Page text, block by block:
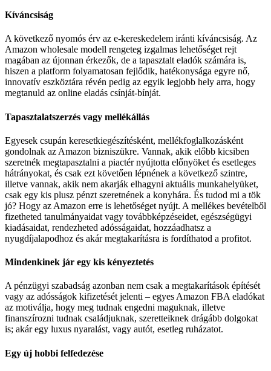
Kíváncsiság
A következő nyomós érv az e-kereskedelem iránti kíváncsiság. Az
Amazon wholesale modell rengeteg izgalmas lehetőséget rejt
magában az újonnan érkezők, de a tapasztalt eladók számára is,
hiszen a platform folyamatosan fejlődik, hatékonysága egyre nő,
innovatív eszköztára révén pedig az egyik legjobb hely arra, hogy
megtanuld az online eladás csínját-bínját.
Tapasztalatszerzés vagy mellékállás
Egyesek csupán keresetkiegészítésként, mellékfoglalkozásként
gondolnak az Amazon bizniszükre. Vannak, akik előbb kicsiben
szeretnék megtapasztalni a piactér nyújtotta előnyöket és esetleges
hátrányokat, és csak ezt követően lépnének a következő szintre,
illetve vannak, akik nem akarják elhagyni aktuális munkahelyüket,
csak egy kis plusz pénzt szeretnének a konyhára. És tudod mi a tök
jó? Hogy az Amazon erre is lehetőséget nyújt. A mellékes bevételből
fizetheted tanulmányaidat vagy továbbképzéseidet, egészségügyi
kiadásaidat, rendezheted adósságaidat, hozzáadhatsz a
nyugdíjalapodhoz és akár megtakarításra is fordíthatod a profitot.
Mindenkinek jár egy kis kényeztetés
A pénzügyi szabadság azonban nem csak a megtakarítások építését
vagy az adósságok kifizetését jelenti – egyes Amazon FBA eladókat
az motiválja, hogy meg tudnak engedni maguknak, illetve
finanszírozni tudnak családjuknak, szeretteiknek drágább dolgokat
is; akár egy luxus nyaralást, vagy autót, esetleg ruházatot.
Egy új hobbi felfedezése